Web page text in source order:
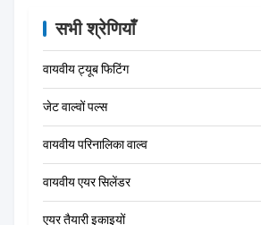
सभी श्रेणियाँ
वायवीय ट्यूब फिटिंग
जेट वाल्वों पल्स
वायवीय परिनालिका वाल्व
वायवीय एयर सिलेंडर
एयर तैयारी इकाइयों